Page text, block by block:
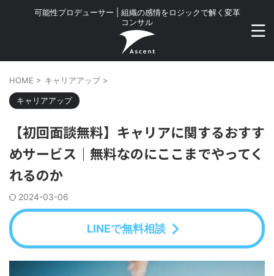
可能性プロデューサー | 組織の感情をロジックで解く変革
コンサル
HOME > キャリアアップ >
キャリアアップ
【初回面談無料】キャリアに関するおすす
めサービス｜無料なのにここまでやってく
れるのか
2024-03-06
LINEで無料相談